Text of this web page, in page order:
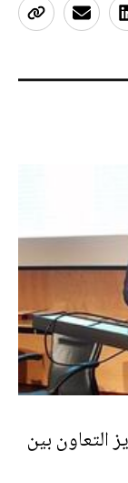
التعاون بين